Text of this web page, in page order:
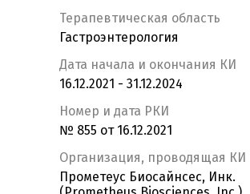
Терапевтическая область
Гастроэнтерология
Дата начала и окончания КИ
16.12.2021 - 31.12.2024
Номер и дата РКИ
№ 855 от 16.12.2021
Организация, проводящая КИ
Прометеус Биосайнсес, Инк.